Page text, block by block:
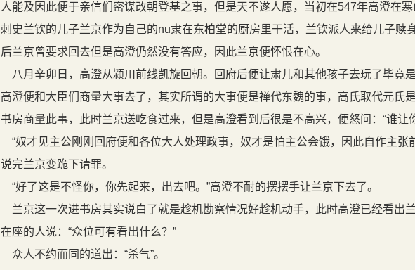
人能及因此便于亲信们密谋改朝登基之事，但是天不遂人愿，当初在547年高澄在
刺史兰钦的儿子兰京作为自己的nu隶在东柏堂的厨房里干活，兰钦派人来给儿子赎
后兰京曾要求回去但是高澄仍然没有答应，因此兰京便怀恨在心。
八月辛卯日，高澄从颍川前线凯旋回朝。回府后便让肃儿和其他孩子去玩了毕竟
高澄便和大臣们商量大事去了，其实所谓的大事便是禅代东魏的事，高氏取代元氏
书房商量此事，此时兰京送吃食过来，但是高澄看到后很是不高兴，便怒问：“谁让
“奴才见主公刚刚回府便和各位大人处理政事，奴才是怕主公会饿，因此自作主张
说完兰京变跪下请罪。
“好了这是不怪你，你先起来，出去吧。”高澄不耐的摆摆手让兰京下去了。
兰京这一次进书房其实说白了就是趁机勘察情况好趁机动手，此时高澄已经看出
在座的人说：“众位可有看出什么？”
众人不约而同的道出：“杀气”。